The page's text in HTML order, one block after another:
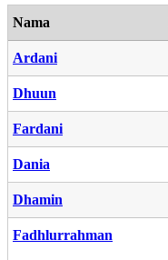
Nama
Ardani
Dhuun
Fardani
Dania
Dhamin
Fadhlurrahman